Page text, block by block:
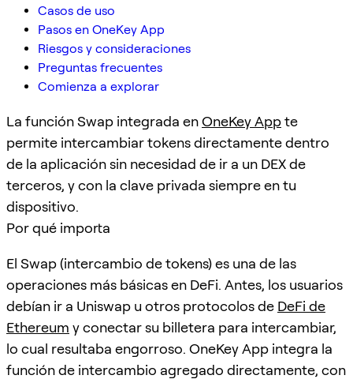
Casos de uso
Pasos en OneKey App
Riesgos y consideraciones
Preguntas frecuentes
Comienza a explorar
La función Swap integrada enOneKey Appte
permite intercambiar tokens directamente dentro
de la aplicación sin necesidad de ir a un DEX de
terceros, y con la clave privada siempre en tu
dispositivo.
Por qué importa
El Swap (intercambio de tokens) es una de las
operaciones más básicas en DeFi. Antes, los usuarios
debían ir a Uniswap u otros protocolos de DeFi de
Ethereum y conectar su billetera para intercambiar,
lo cual resultaba engorroso. OneKey App integra la
función de intercambio agregado directamente, con